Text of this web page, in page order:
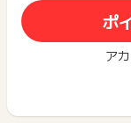
ポ
ア